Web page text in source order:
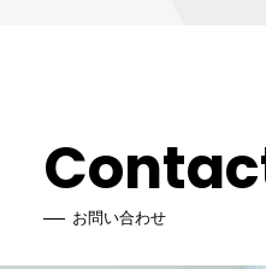
お問い合わせ